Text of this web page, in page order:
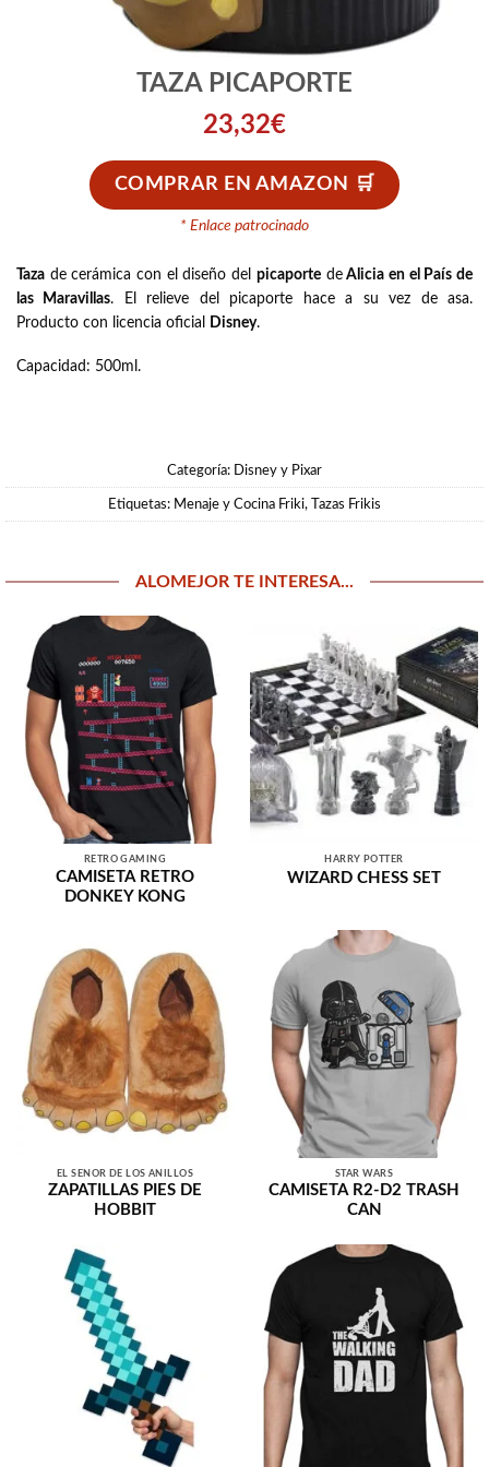
TAZA PICAPORTE
23,32€
COMPRAR EN AMAZON
* Enlace patrocinado
Taza de cerámica con el diseño del picaportedeAlicia en el País de
las Maravillas. El relieve del picaporte hace a su vez de asa.
Producto con licencia oficial
Disney.
Capacidad: 500ml.
Categoría: Disney y Pixar
Etiquetas: Menaje y Cocina Friki, Tazas Frikis
ALOMEJOR TE INTERESA...
RETRO GAMING
CAMISETA RETRO
DONKEY KONG
HARRY POTTER
WIZARD CHESS SET
EL SEÑOR DE LOS ANILLOS
ZAPATILLAS PIES DE
HOBBIT
STAR WARS
CAMISETA R2-D2 TRASH
CAN